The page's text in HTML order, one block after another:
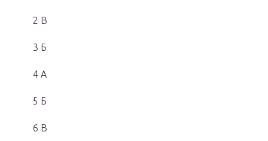
2 В
3 Б
4 А
5 Б
6 В